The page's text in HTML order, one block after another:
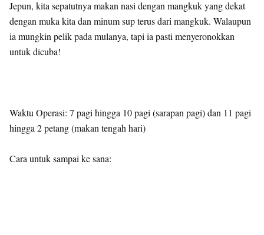
Jepun, kita sepatutnya makan nasi dengan mangkuk yang dekat
dengan muka kita dan minum sup terus dari mangkuk. Walaupun
ia mungkin pelik pada mulanya, tapi ia pasti menyeronokkan
untuk dicuba!
Waktu Operasi: 7 pagi hingga 10 pagi (sarapan pagi) dan 11 pagi
hingga 2 petang (makan tengah hari)
Cara untuk sampai ke sana: